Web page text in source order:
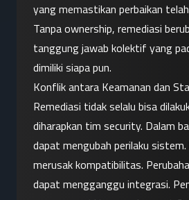
yang memastikan perbaikan
Tanpa ownership, remediasi
tanggung jawab kolektif yang
dimiliki siapa pun.
Konflik antara Keamanan dan
Remediasi tidak selalu bisa
diharapkan tim security. Dalam
dapat mengubah perilaku
merusak kompatibilitas.
dapat mengganggu integrasi.